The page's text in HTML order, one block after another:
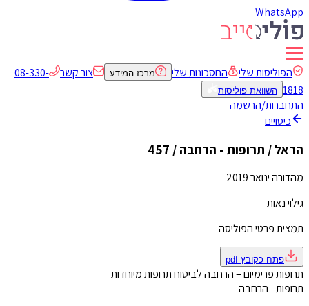
WhatsApp
הפוליסות שלי החסכונות שלי מרכז המידע צור קשר
08-330-
1818
השוואת פוליסות
התחברות/הרשמה
כיסויים
הראל / תרופות - הרחבה / 457
מהדורה ינואר 2019
גילוי נאות
תמצית פרטי הפוליסה
פתח כקובץpdf
תרופות פרימיום – הרחבה לביטוח תרופות מיוחדות
תרופות - הרחבה